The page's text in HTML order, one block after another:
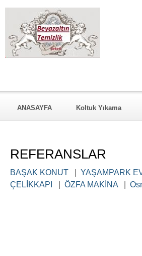
ANASAYFA Koltuk Yıkama
REFERANSLAR
BAŞAK KONUT YAŞAMPARK
ÇELİKKAPI
ÖZFA MAKİNA